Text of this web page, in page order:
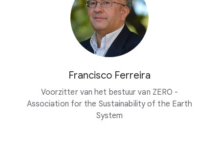
Francisco Ferreira
Voorzitter van het bestuur van ZERO -
Association for the Sustainability of the Earth
System